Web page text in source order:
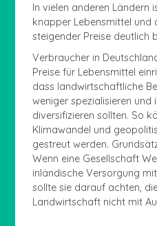
In vielen anderen Ländern
knapper Lebensmittel und
steigender Preise deutlich
Verbraucher in
Preise für Lebensmittel
dass landwirtschaftliche
weniger spezialisieren
diversifizieren sollten. So
Klimawandel und
gestreut werden.
Wenn eine Gesellschaft
inländische Versorgung
sollte sie darauf achten,
Landwirtschaft nicht mit